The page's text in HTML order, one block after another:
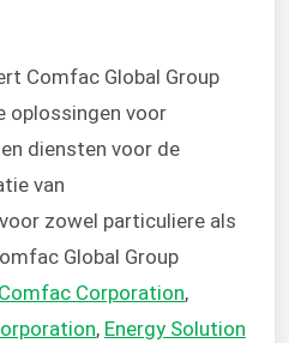
Comfac Global Group
oplossingen voor
diensten voor de
van
zowel particuliere als
Global Group
Comfac Corporation,
, Energy Solution